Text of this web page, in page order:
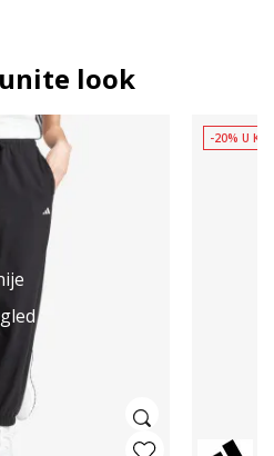
look
-20% U